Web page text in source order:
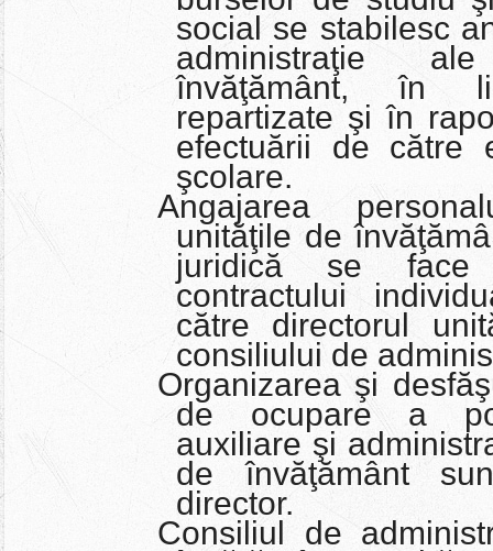
social se stabilesc
administraţie
învăţământ, în
repartizate şi în
efectuării de către
şcolare.
Angajarea
unităţile de
juridică se face
contractului
către directorul
consiliului de
Organizarea şi
de ocupare a
auxiliare şi
de învăţământ
director.
Consiliul de